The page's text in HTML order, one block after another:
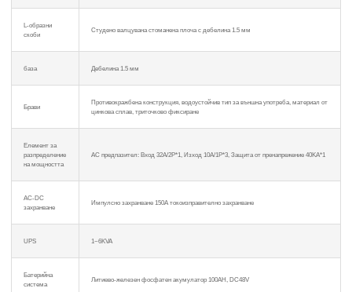
L-образни
скоби
Студено валцувана стоманена плоча с дебелина 1.5 мм
база Дебелина 1.5 мм
Брави
Противокражбена конструкция, водоустойчив тип за външна употреба, материал от
цинкова сплав, триточково фиксиране
Елемент за
разпределение
на мощността
AC предпазител: Вход 32A/2P*1, Изход 10A/1P*3, Защита от пренапрежение 40KA*1
AC-DC
захранване
Импулсно захранване 150A токоизправително захранване
UPS 1~6KVA
Батерийна
система
Литиево-железен фосфатен акумулатор 100AH, DC48V